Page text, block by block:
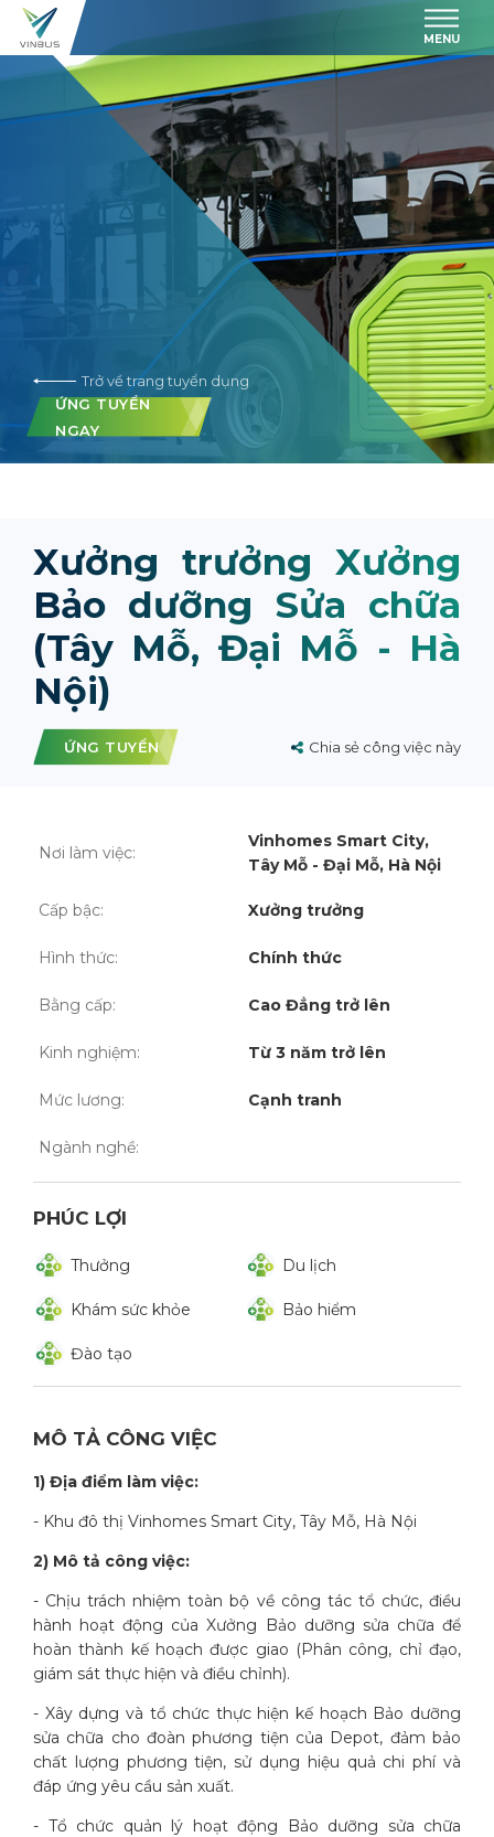
MENU
Trở về trang tuyển dụng
ỨNG TUYỂN
NGAY
Xưởng trưởng Xưởng
Bảo dưỡng Sửa chữa
(Tây Mỗ, Đại Mỗ - Hà
Nội)
ỨNG TUYỂN Chia sẻ công việc này
Nơi làm việc:
Vinhomes Smart City,
Tây Mỗ - Đại Mỗ, Hà Nội
Cấp bậc: Xưởng trưởng
Hình thức: Chính thức
Bằng cấp: Cao Đẳng trở lên
Kinh nghiệm: Từ 3 năm trở lên
Mức lương: Cạnh tranh
Ngành nghề:
PHÚC LỢI
Thưởng Du lịch
Khám sức khỏe Bảo hiểm
Đào tạo
MÔ TẢ CÔNG VIỆC
1) Địa điểm làm việc:
- Khu đô thị Vinhomes Smart City, Tây Mỗ, Hà Nội
2) Mô tả công việc:
- Chịu trách nhiệm toàn bộ về công tác tổ chức, điều
hành hoạt động của Xưởng Bảo dưỡng sửa chữa để
hoàn thành kế hoạch được giao (Phân công, chỉ đạo,
giám sát thực hiện và điều chỉnh).
- Xây dựng và tổ chức thực hiện kế hoạch Bảo dưỡng
sửa chữa cho đoàn phương tiện của Depot, đảm bảo
chất lượng phương tiện, sử dụng hiệu quả chi phí và
đáp ứng yêu cầu sản xuất.
- Tổ chức quản lý hoạt động Bảo dưỡng sửa chữa